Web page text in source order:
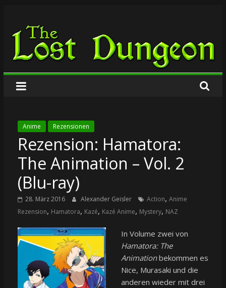
springen
The
Lost
Dungeon
Anime Rezensionen
Rezension: Hamatora:
The Animation – Vol. 2
(Blu-ray)
28. März 2016 Alexander Geisler Action, Anime
Rezension, Hamatora, Kazé, Kazé Anime, Mystery, NAZ
In Volume zwei von
Hamatora: The
Animationbekommen es
Nice, Murasaki und die
anderen wieder mit drei